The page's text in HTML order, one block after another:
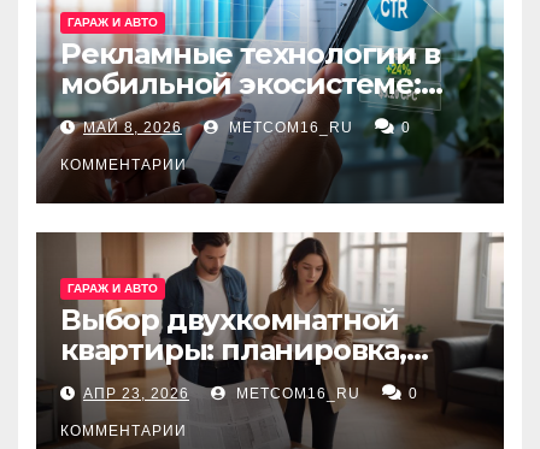
ГАРАЖ И АВТО
Рекламные технологии в
мобильной экосистеме:
ключевые сервисы и
принципы работы
МАЙ 8, 2026 METCOM16_RU 0
КОММЕНТАРИИ
ГАРАЖ И АВТО
Выбор двухкомнатной
квартиры: планировка,
состояние жилья и
проверка документов
АПР 23, 2026 METCOM16_RU 0
КОММЕНТАРИИ